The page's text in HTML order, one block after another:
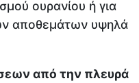
ουρανίου ή για
αποθεμάτων υψηλά
από την πλευρά